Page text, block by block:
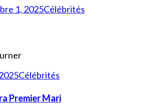
1, 2025Célébrités
Célébrités
Premier Mari